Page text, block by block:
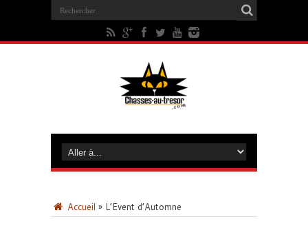
Accueil » L’Event d’Automne